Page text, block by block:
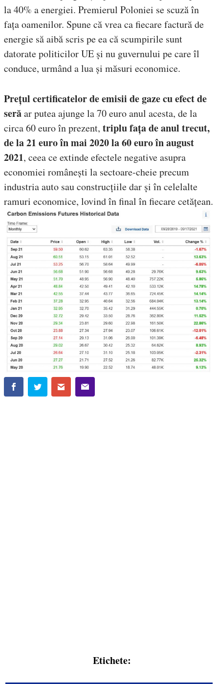
la 40% a energiei. Premierul Poloniei se scuză în
fața oamenilor. Spune că vrea ca fiecare factură de
energie să aibă scris pe ea că scumpirile sunt
datorate politicilor UE și nu guvernului pe care îl
conduce, urmând a lua și măsuri economice.
Prețul certificatelor de emisii de gaze cu efect de
serăar putea ajunge la 70 euro anul acesta, de la
circa 60 euro în prezent, triplu fața de anul trecut,
de la 21 euro în mai 2020 la 60 euro în august
2021, ceea ce extinde efectele negative asupra
economiei românești la sectoare-cheie precum
industria auto sau construcțiile dar și în celelalte
ramuri economice, lovind în final în fiecare cetățean.
Etichete: